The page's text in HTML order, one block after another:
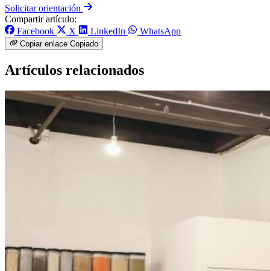
Solicitar orientación
Compartir artículo:
Facebook
X LinkedIn WhatsApp
Copiar enlace Copiado
Artículos relacionados